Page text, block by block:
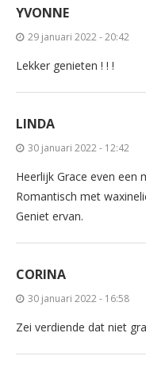
YVONNE
29 januari 2022 - 20:42
Lekker genieten ! ! !
LINDA
30 januari 2022 - 12:42
Heerlijk Grace even een
Romantisch met
Geniet ervan.
CORINA
30 januari 2022 - 16:58
Zei verdiende dat niet